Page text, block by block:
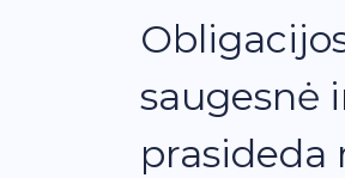
saugesnė
prasideda